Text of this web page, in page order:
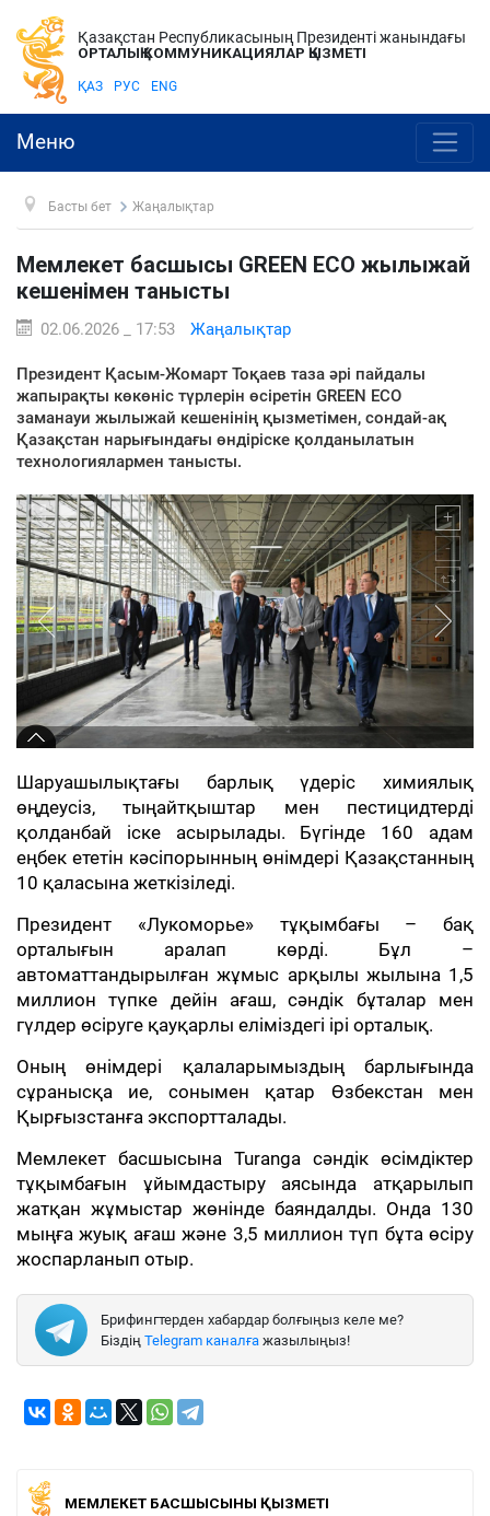
Қазақстан Республикасының Президенті жанындағы
ОРТАЛЫҚ КОММУНИКАЦИЯЛАР ҚЫЗМЕТІ
ҚАЗ РУС ENG
Меню
Басты бет Жаңалықтар
Мемлекет басшысы GREEN ЕСО жылыжай
кешенімен танысты
02.06.2026 _ 17:53 Жаңалықтар
Президент Қасым-Жомарт Тоқаев таза әрі пайдалы
жапырақты көкөніс түрлерін өсіретін GREEN ЕСО
заманауи жылыжай кешенінің қызметімен, сондай-ақ
Қазақстан нарығындағы өндіріске қолданылатын
технологиялармен танысты.
Шаруашылықтағы барлық үдеріс химиялық
өңдеусіз, тыңайтқыштар мен пестицидтерді
қолданбай іске асырылады. Бүгінде 160 адам
еңбек ететін кәсіпорынның өнімдері Қазақстанның
10 қаласына жеткізіледі.
Президент «Лукоморье» тұқымбағы – бақ
орталығын аралап көрді. Бұл –
автоматтандырылған жұмыс арқылы жылына 1,5
миллион түпке дейін ағаш, сәндік бұталар мен
гүлдер өсіруге қауқарлы еліміздегі ірі орталық.
Оның өнімдері қалаларымыздың барлығында
сұранысқа ие, сонымен қатар Өзбекстан мен
Қырғызстанға экспортталады.
Мемлекет басшысына Turanga сәндік өсімдіктер
тұқымбағын ұйымдастыру аясында атқарылып
жатқан жұмыстар жөнінде баяндалды. Онда 130
мыңға жуық ағаш және 3,5 миллион түп бұта өсіру
жоспарланып отыр.
Брифингтерден хабардар болғыңыз келе ме?
Біздің Telegram каналға жазылыңыз!
МЕМЛЕКЕТ БАСШЫСЫНЫҢ ҚЫЗМЕТІ